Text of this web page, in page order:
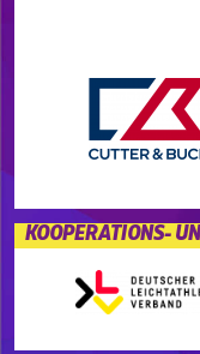
KOOPERATIONS-